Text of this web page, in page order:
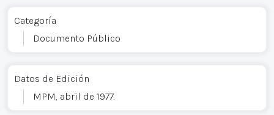
Categoría
Documento Público
Datos de Edición
MPM, abril de 1977.